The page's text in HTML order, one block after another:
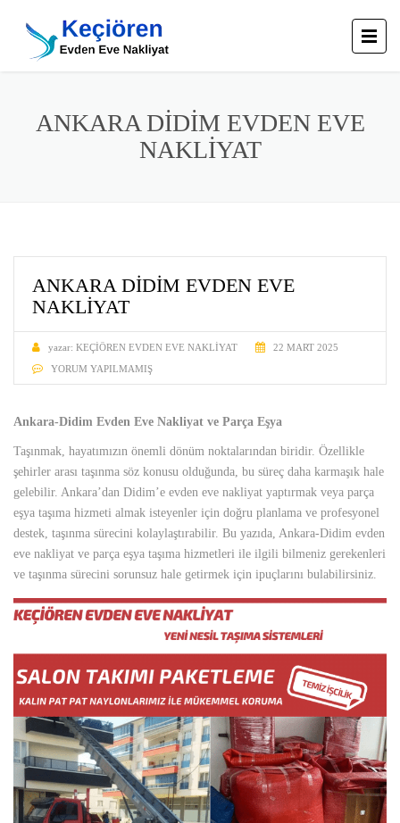
ANKARA DIDIM EVDEN EVE
NAKLIYAT
ANKARA DIDIM EVDEN EVE
NAKLIYAT
yazar: KEÇIÖREN EVDEN EVE NAKLIYAT
22 MART 2025
YORUM YAPILMAMIŞ
Ankara-Didim Evden Eve Nakliyat ve Parça Eşya
Taşınmak, hayatımızın önemli dönüm noktalarından biridir. Özellikle
şehirler arası taşınma söz konusu olduğunda, bu süreç daha karmaşık hale
gelebilir. Ankara’dan Didim’e evden eve nakliyat yaptırmak veya parça
eşya taşıma hizmeti almak isteyenler için doğru planlama ve profesyonel
destek, taşınma sürecini kolaylaştırabilir. Bu yazıda, Ankara-Didim evden
eve nakliyat ve parça eşya taşıma hizmetleri ile ilgili bilmeniz gerekenleri
ve taşınma sürecini sorunsuz hale getirmek için ipuçlarını bulabilirsiniz.